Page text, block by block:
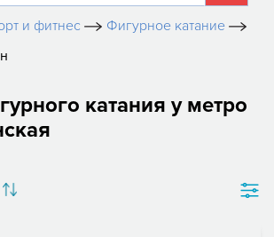
и фитнес
Фигурное катание
катания у метро